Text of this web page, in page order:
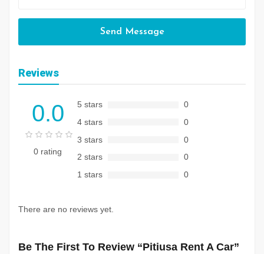
Send Message
Reviews
0.0
0 rating
5 stars
0
4 stars
0
3 stars
0
2 stars
0
1 stars
0
There are no reviews yet.
Be The First To Review “Pitiusa Rent A Car”